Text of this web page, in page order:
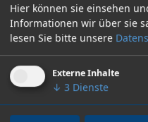
24. August 2021,
Leon-Mingolsheim
Hier können sie einsehen
Informationen wir über sie
lesen Sie bitte unsere
Externe Inhalte
↓ 3 Dienste